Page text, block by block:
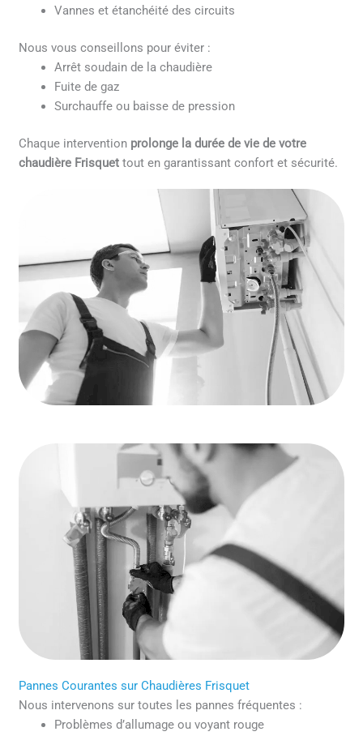
Vannes et étanchéité des circuits
Nous vous conseillons pour éviter :
Arrêt soudain de la chaudière
Fuite de gaz
Surchauffe ou baisse de pression
Chaque intervention prolonge la durée de vie de votre
chaudière Frisquet tout en garantissant confort et sécurité.
Pannes Courantes sur Chaudières Frisquet
Nous intervenons sur toutes les pannes fréquentes :
Problèmes d’allumage ou voyant rouge